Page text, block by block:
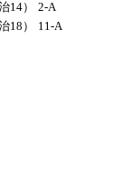
14）
2-A
18） 11-A